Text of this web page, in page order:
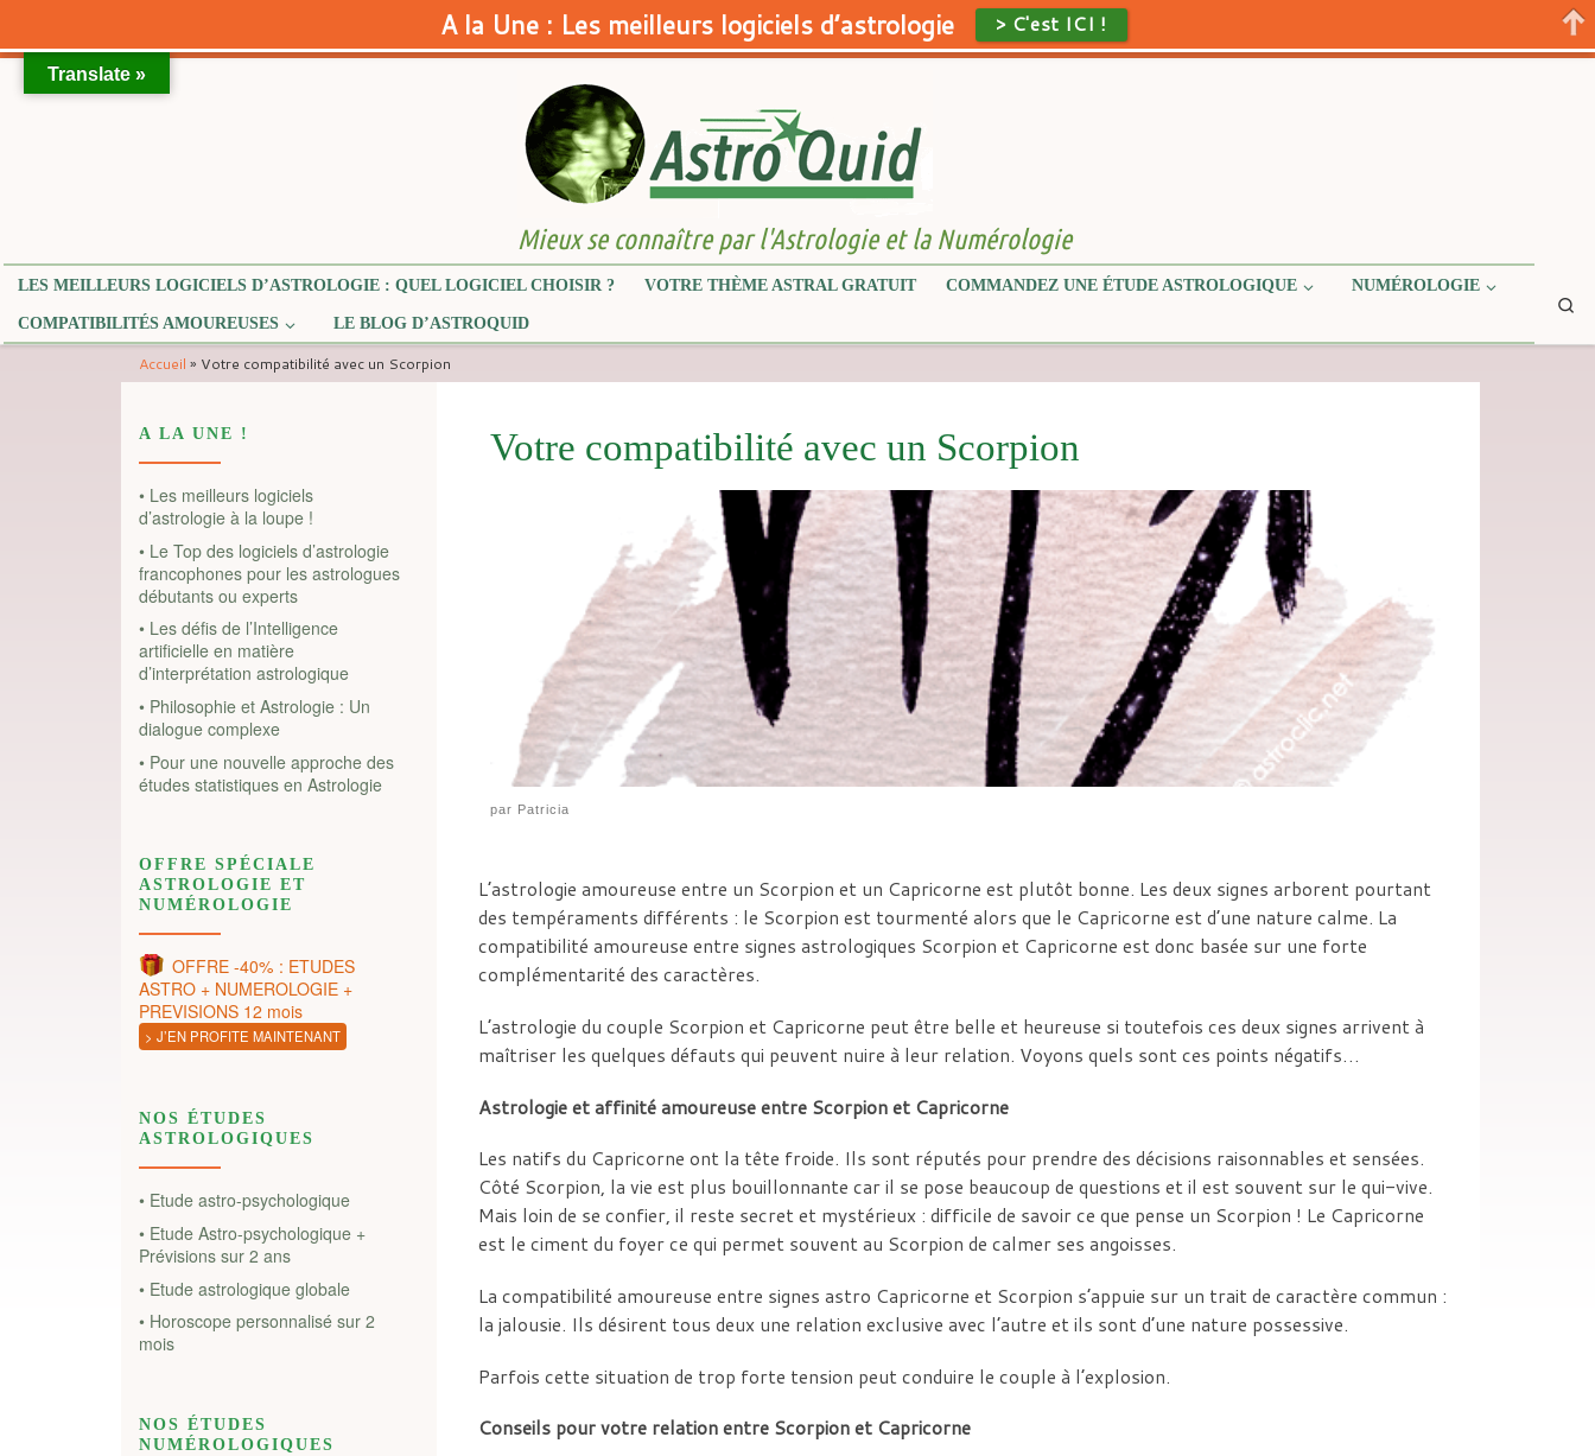
Skip to content
Mieux se connaître par l'Astrologie et la Numérologie
LES MEILLEURS LOGICIELS D’ASTROLOGIE : QUEL LOGICIEL CHOISIR ? VOTRE THÈME ASTRAL GRATUIT COMMANDEZ UNE ÉTUDE ASTROLOGIQUE
NUMÉROLOGIE
COMPATIBILITÉS AMOUREUSES
LE BLOG D’ASTROQUID
Accueil » Votre compatibilité avec un Scorpion
Votre compatibilité avec un Scorpion
par Patricia
L’astrologie amoureuse entre un Scorpion et un Capricorne est plutôt bonne. Les deux signes arborent pourtant
des tempéraments différents : le Scorpion est tourmenté alors que le Capricorne est d’une nature calme. La
compatibilité amoureuse entre signes astrologiques Scorpion et Capricorne est donc basée sur une forte
complémentarité des caractères.
L’astrologie du couple Scorpion et Capricorne peut être belle et heureuse si toutefois ces deux signes arrivent à
maîtriser les quelques défauts qui peuvent nuire à leur relation. Voyons quels sont ces points négatifs…
Astrologie et affinité amoureuse entre Scorpion et Capricorne
Les natifs du Capricorne ont la tête froide. Ils sont réputés pour prendre des décisions raisonnables et sensées.
Côté Scorpion, la vie est plus bouillonnante car il se pose beaucoup de questions et il est souvent sur le qui-vive.
Mais loin de se confier, il reste secret et mystérieux : difficile de savoir ce que pense un Scorpion ! Le Capricorne
est le ciment du foyer ce qui permet souvent au Scorpion de calmer ses angoisses.
La compatibilité amoureuse entre signes astro Capricorne et Scorpion s’appuie sur un trait de caractère commun :
la jalousie. Ils désirent tous deux une relation exclusive avec l’autre et ils sont d’une nature possessive.
Parfois cette situation de trop forte tension peut conduire le couple à l’explosion.
Conseils pour votre relation entre Scorpion et Capricorne
A LA UNE !
• Les meilleurs logiciels
d’astrologie à la loupe !
• Le Top des logiciels d’astrologie
francophones pour les astrologues
débutants ou experts
• Les défis de l’Intelligence
artificielle en matière
d’interprétation astrologique
• Philosophie et Astrologie : Un
dialogue complexe
• Pour une nouvelle approche des
études statistiques en Astrologie
OFFRE SPÉCIALE
ASTROLOGIE ET
NUMÉROLOGIE
OFFRE -40% : ETUDES
ASTRO + NUMEROLOGIE +
PREVISIONS 12 mois
> J’EN PROFITE MAINTENANT
NOS ÉTUDES
ASTROLOGIQUES
• Etude astro-psychologique
• Etude Astro-psychologique +
Prévisions sur 2 ans
• Etude astrologique globale
• Horoscope personnalisé sur 2
mois
NOS ÉTUDES
NUMÉROLOGIQUES
Translate »
A la Une : Les meilleurs logiciels d’astrologie > C'est ICI !